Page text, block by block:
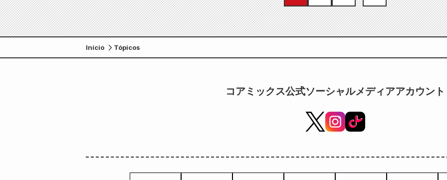
Início Tópicos
コアミックス公式ソーシャルメディアアカウント